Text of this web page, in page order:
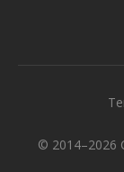
© 2014–2026